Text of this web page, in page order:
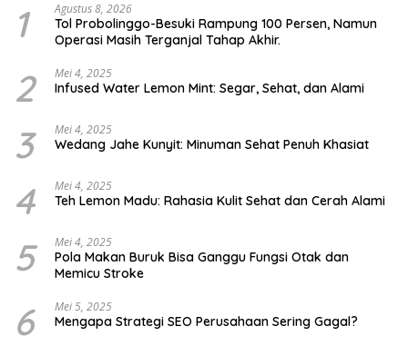
1 Agustus 8, 2026
Tol Probolinggo-Besuki Rampung 100 Persen, Namun
Operasi Masih Terganjal Tahap Akhir.
2 Mei 4, 2025
Infused Water Lemon Mint: Segar, Sehat, dan Alami
3 Mei 4, 2025
Wedang Jahe Kunyit: Minuman Sehat Penuh Khasiat
4 Mei 4, 2025
Teh Lemon Madu: Rahasia Kulit Sehat dan Cerah Alami
5 Mei 4, 2025
Pola Makan Buruk Bisa Ganggu Fungsi Otak dan
Memicu Stroke
6 Mei 5, 2025
Mengapa Strategi SEO Perusahaan Sering Gagal?